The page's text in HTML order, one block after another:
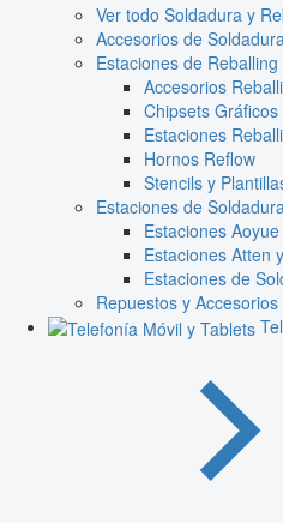
Ver todo Soldadura y
Accesorios de Soldadura
Estaciones de Reballing
Accesorios
Chipsets Gráficos
Estaciones
Hornos Reflow
Stencils y
Estaciones de Soldadura
Estaciones Aoyue
Estaciones Atten
Estaciones de
Repuestos y Accesorios